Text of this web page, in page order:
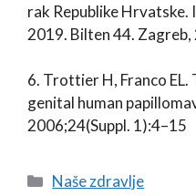
rak Republike
2019. Bilten 44. Zagreb,
6. Trottier H, Franco
genital human
2006;24(Suppl. 1):4–15
Naše zdravlje